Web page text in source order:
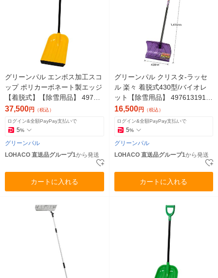
グリーンパル エンボス加工スコ
ップ ポリカーボネート製エッジ
【着脱式】【除雪用品】 49761
31910876 1セット(20個)（直送
品）
37,500円 （税込）
ログイン&全額PayPay支払いで
5%
グリーンパル
LOHACO 直送品グループ1から発送
カートに入れる
グリーンパル クリスタ-ラッセ
ル 楽々 着脱式430型/バイオレ
ット【除雪用品】 4976131910
838 1セット(5個)（直送品）
16,500円 （税込）
ログイン&全額PayPay支払いで
5%
グリーンパル
LOHACO 直送品グループ1から発送
カートに入れる